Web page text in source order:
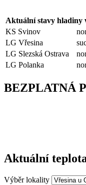
Aktuální stavy hladiny
KS Svinov
LG Vřesina
LG Slezská Ostrava
LG Polanka
BEZPLATNÁ
Aktuální
Výběr lokality